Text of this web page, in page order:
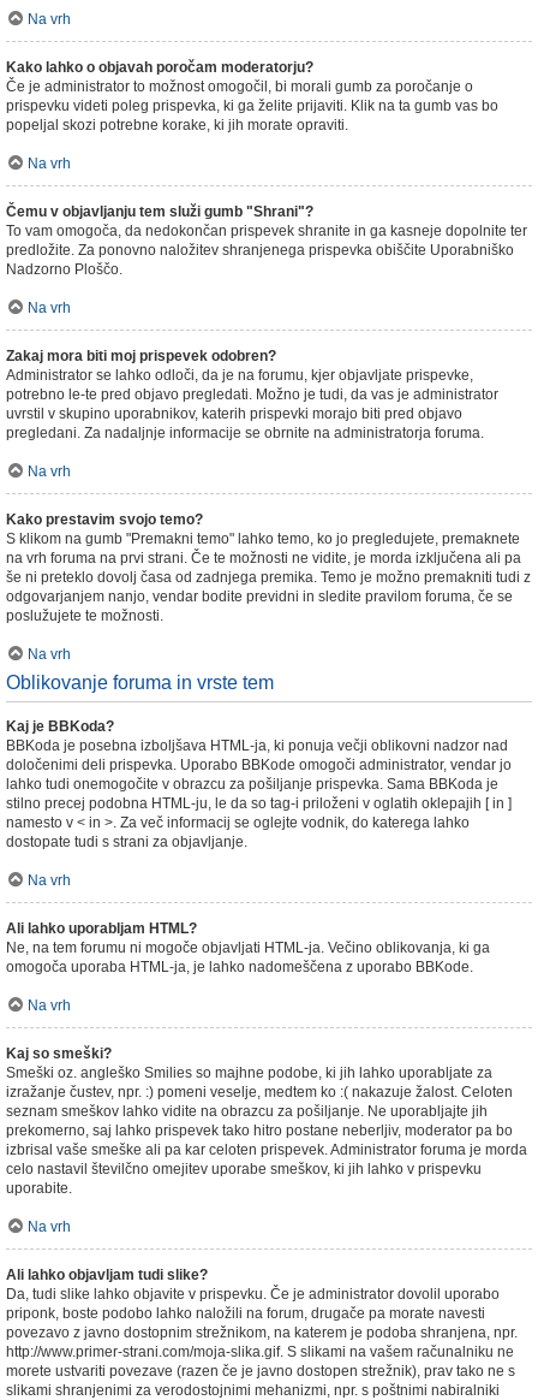
Na vrh
Kako lahko o objavah poročam moderatorju?
Če je administrator to možnost omogočil, bi morali gumb za poročanje o
prispevku videti poleg prispevka, ki ga želite prijaviti. Klik na ta gumb vas bo
popeljal skozi potrebne korake, ki jih morate opraviti.
Na vrh
Čemu v objavljanju tem služi gumb "Shrani"?
To vam omogoča, da nedokončan prispevek shranite in ga kasneje dopolnite ter
predložite. Za ponovno naložitev shranjenega prispevka obiščite Uporabniško
Nadzorno Ploščo.
Na vrh
Zakaj mora biti moj prispevek odobren?
Administrator se lahko odloči, da je na forumu, kjer objavljate prispevke,
potrebno le-te pred objavo pregledati. Možno je tudi, da vas je administrator
uvrstil v skupino uporabnikov, katerih prispevki morajo biti pred objavo
pregledani. Za nadaljnje informacije se obrnite na administratorja foruma.
Na vrh
Kako prestavim svojo temo?
S klikom na gumb "Premakni temo" lahko temo, ko jo pregledujete, premaknete
na vrh foruma na prvi strani. Če te možnosti ne vidite, je morda izključena ali pa
še ni preteklo dovolj časa od zadnjega premika. Temo je možno premakniti tudi z
odgovarjanjem nanjo, vendar bodite previdni in sledite pravilom foruma, če se
poslužujete te možnosti.
Na vrh
Oblikovanje foruma in vrste tem
Kaj je BBKoda?
BBKoda je posebna izboljšava HTML-ja, ki ponuja večji oblikovni nadzor nad
določenimi deli prispevka. Uporabo BBKode omogoči administrator, vendar jo
lahko tudi onemogočite v obrazcu za pošiljanje prispevka. Sama BBKoda je
stilno precej podobna HTML-ju, le da so tag-i priloženi v oglatih oklepajih [ in ]
namesto v < in >. Za več informacij se oglejte vodnik, do katerega lahko
dostopate tudi s strani za objavljanje.
Na vrh
Ali lahko uporabljam HTML?
Ne, na tem forumu ni mogoče objavljati HTML-ja. Večino oblikovanja, ki ga
omogoča uporaba HTML-ja, je lahko nadomeščena z uporabo BBKode.
Na vrh
Kaj so smeški?
Smeški oz. angleško Smilies so majhne podobe, ki jih lahko uporabljate za
izražanje čustev, npr. :) pomeni veselje, medtem ko :( nakazuje žalost. Celoten
seznam smeškov lahko vidite na obrazcu za pošiljanje. Ne uporabljajte jih
prekomerno, saj lahko prispevek tako hitro postane neberljiv, moderator pa bo
izbrisal vaše smeške ali pa kar celoten prispevek. Administrator foruma je morda
celo nastavil številčno omejitev uporabe smeškov, ki jih lahko v prispevku
uporabite.
Na vrh
Ali lahko objavljam tudi slike?
Da, tudi slike lahko objavite v prispevku. Če je administrator dovolil uporabo
priponk, boste podobo lahko naložili na forum, drugače pa morate navesti
povezavo z javno dostopnim strežnikom, na katerem je podoba shranjena, npr.
http://www.primer-strani.com/moja-slika.gif. S slikami na vašem računalniku ne
morete ustvariti povezave (razen če je javno dostopen strežnik), prav tako ne s
slikami shranjenimi za verodostojnimi mehanizmi, npr. s poštnimi nabiralniki